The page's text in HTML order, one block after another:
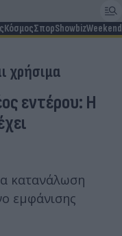
ΚόσμοςΣπορShowbizWeekend
χρήσιμα
εντέρου: Η
κατανάλωση
εμφάνισης